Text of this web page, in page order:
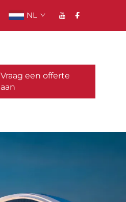
NL
Vraag een offerte
aan